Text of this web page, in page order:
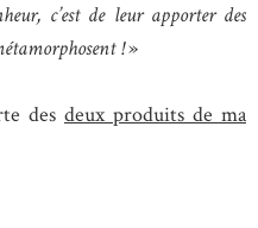
c’est de leur apporter des
!»
des deux produits de ma